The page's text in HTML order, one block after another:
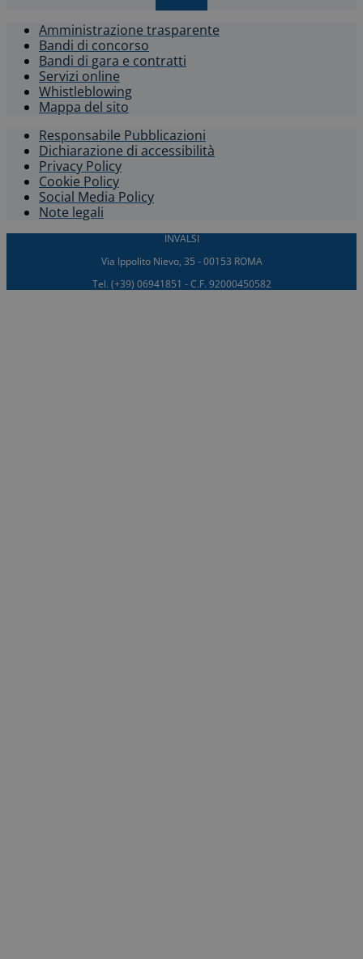
Amministrazione trasparente
Bandi di concorso
Bandi di gara e contratti
Servizi online
Whistleblowing​
Mappa del sito
Responsabile Pubblicazioni
Dichiarazione di accessibilità​
Privacy Policy
Cookie Policy
Social Media Policy
Note legali
INVALSI
Via Ippolito Nievo, 35 - 00153 ROMA
Tel. (+39) 06941851 - C.F. 92000450582